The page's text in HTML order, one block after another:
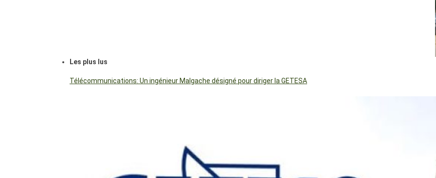
Les plus lus
Télécommunications: Un ingénieur Malgache désigné pour diriger la GETESA